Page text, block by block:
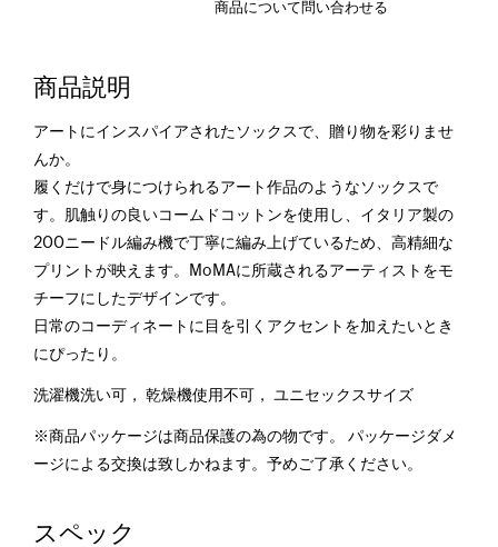
商品について問い合わせる
商品説明
アートにインスパイアされたソックスで、贈り物を彩りませ
んか。
履くだけで身につけられるアート作品のようなソックスで
す。肌触りの良いコームドコットンを使用し、イタリア製の
200ニードル編み機で丁寧に編み上げているため、高精細な
プリントが映えます。MoMAに所蔵されるアーティストをモ
チーフにしたデザインです。
日常のコーディネートに目を引くアクセントを加えたいとき
にぴったり。
洗濯機洗い可， 乾燥機使用不可， ユニセックスサイズ
※商品パッケージは商品保護の為の物です。 パッケージダメ
ージによる交換は致しかねます。予めご了承ください。
スペック